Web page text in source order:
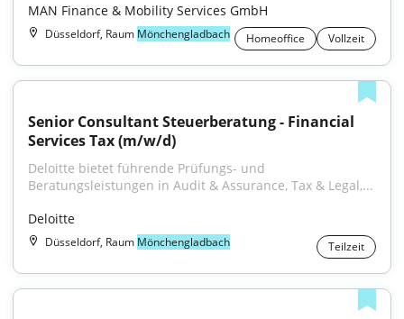
MAN Finance & Mobility Services GmbH
Düsseldorf, Raum Mönchengladbach Homeoffice Vollzeit
Senior Consultant Steuerberatung - Financial
Services Tax (m/w/d)
Deloitte bietet führende Prüfungs- und
Beratungsleistungen in Audit & Assurance, Tax & Legal,...
Deloitte
Düsseldorf, Raum Mönchengladbach Teilzeit